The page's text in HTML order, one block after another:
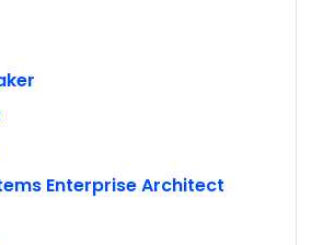
Enterprise Architect